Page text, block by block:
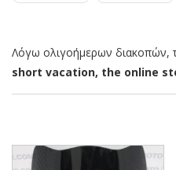
Λόγω ολιγοήμερων διακοπών,
short vacation, the online